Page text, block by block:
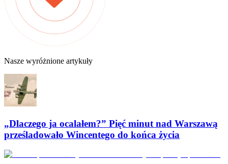
Nasze wyróżnione artykuły
„Dlaczego ja ocalałem?” Pięć minut nad Warszawą
prześladowało Wincentego do końca życia